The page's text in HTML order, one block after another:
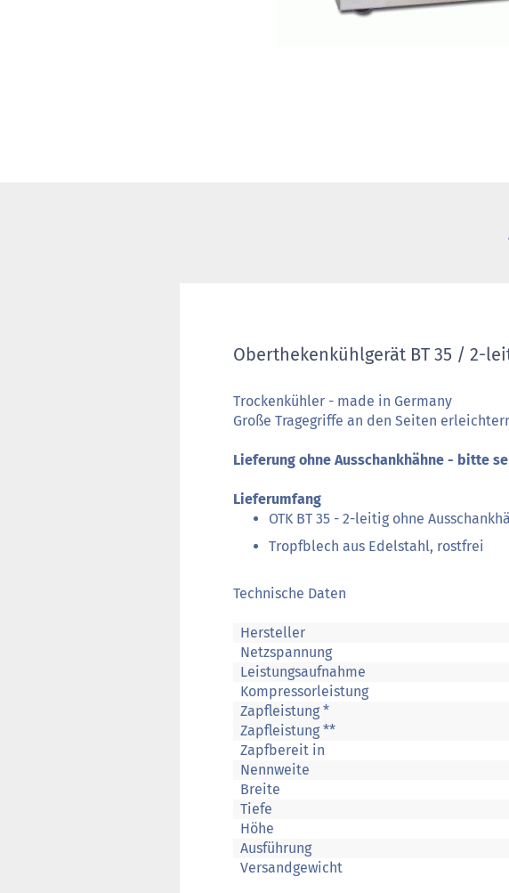
Oberthekenkühlgerät BT 35 / 2-
Trockenkühler - made in Germany
Große Tragegriffe an den Seiten
Lieferung ohne Ausschankhähne - bitte
Lieferumfang
OTK BT 35 - 2-leitig ohne
Tropfblech aus Edelstahl, rostfrei
Technische Daten
Hersteller
Netzspannung
Leistungsaufnahme
Kompressorleistung
Zapfleistung *
Zapfleistung **
Zapfbereit in
Nennweite
Breite
Tiefe
Höhe
Ausführung
Versandgewicht